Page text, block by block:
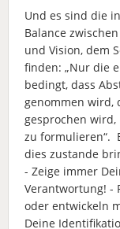
Und es sind die
Balance
und Vision, dem
finden: „Nur die
bedingt, dass
genommen wird,
gesprochen
zu formulieren“.
dies zustande
- Zeige immer
Verantwortung! -
oder entwickeln
Deine